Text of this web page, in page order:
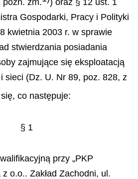
późn. zm. ) oraz § 12 ust. 1
Gospodarki, Pracy i Polityki
kwietnia 2003 r. w sprawie
stwierdzania posiadania
zajmujące się eksploatacją
sieci (Dz. U. Nr 89, poz. 828, z
ę, co następuje:
§ 1
ą przy „PKP
z o.o.. Zakład Zachodni, ul.